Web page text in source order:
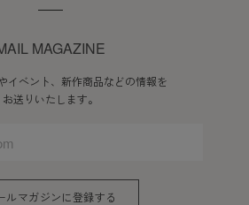
MAGAZINE
イベント、新作商品などの情報を
お送りいたします。
ルマガジンに登録する